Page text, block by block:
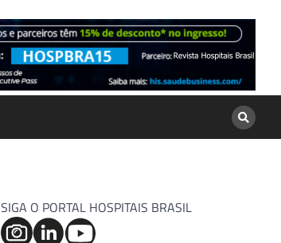
SIGA O PORTAL HOSPITAIS BRASIL